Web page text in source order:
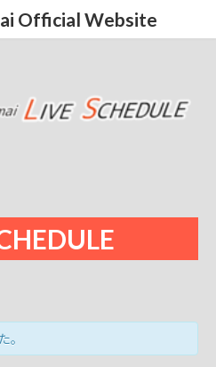
Official Website
。